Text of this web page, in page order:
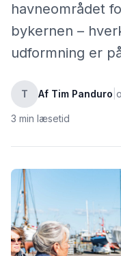
havneområdet
bykernen –
udformning er
T Af Tim Panduro
3 min læsetid